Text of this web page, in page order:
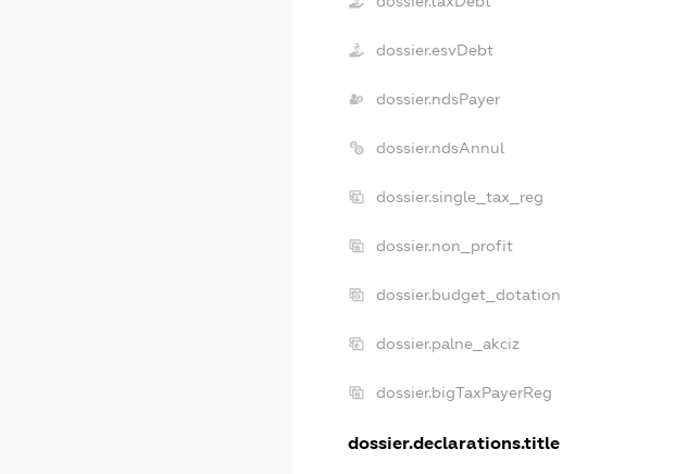
dossier.esvDebt
dossier.ndsPayer
dossier.ndsAnnul
dossier.single_tax_reg
dossier.non_profit
dossier.budget_dotation
dossier.palne_akciz
dossier.bigTaxPayerReg
dossier.declarations.title